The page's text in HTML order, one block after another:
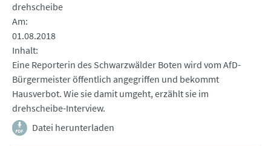
drehscheibe
Am
01.08.2018
Inhalt
Eine Reporterin des Schwarzwälder Boten wird vom AfD-
Bürgermeister öffentlich angegriffen und bekommt
Hausverbot. Wie sie damit umgeht, erzählt sie im
drehscheibe-Interview.
Datei herunterladen